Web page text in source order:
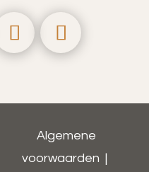
Algemene
voorwaarden